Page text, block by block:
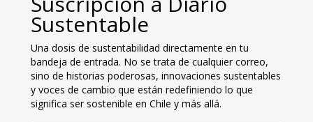
Sustentable
Una dosis de sustentabilidad directamente en tu
bandeja de entrada. No se trata de cualquier correo,
sino de historias poderosas, innovaciones sustentables
y voces de cambio que están redefiniendo lo que
significa ser sostenible en Chile y más allá.